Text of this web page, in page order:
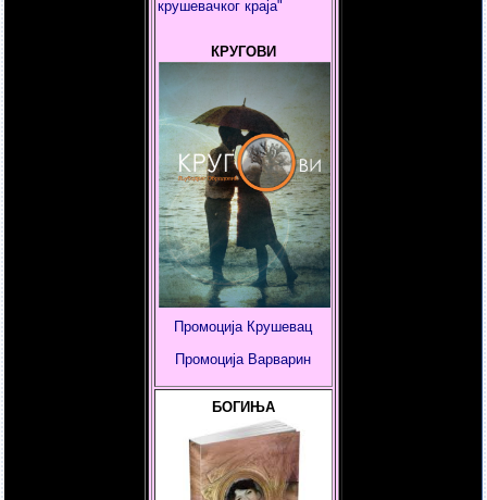
крушевачког краја"
КРУГОВИ
Промоција Крушевац
ПромоцијаВарварин
БОГИЊА